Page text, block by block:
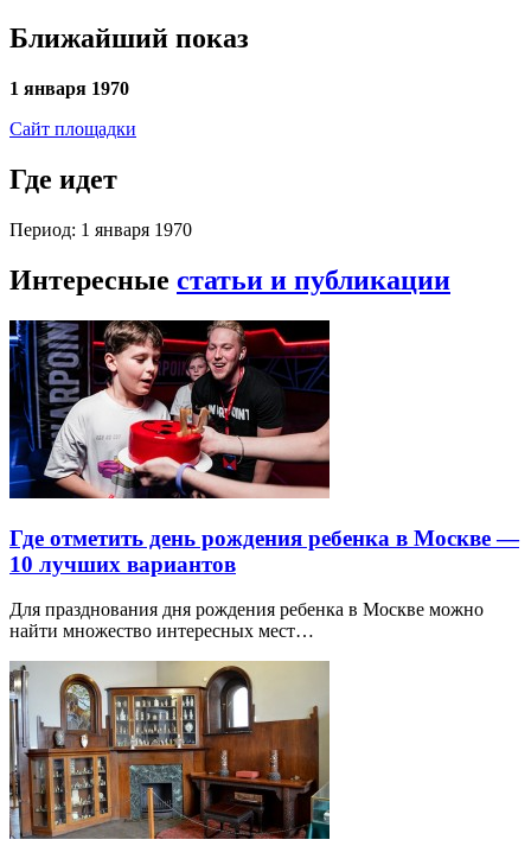
Ближайший показ
1 января 1970
Сайт площадки
Где идет
Период: 1 января 1970
Интересные статьи и публикации
Где отметить день рождения ребенка в Москве —
10 лучших вариантов
Для празднования дня рождения ребенка в Москве можно
найти множество интересных мест…